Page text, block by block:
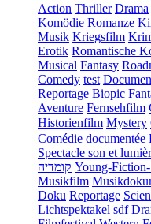
Action Thriller Drama
Komödie Romanze
Musik Kriegsfilm
Erotik Romantische
Musical Fantasy
Comedy test
Reportage Biopic
Aventure Fernsehfilm
Historienfilm Mystery
Comédie documentée
Spectacle son et
קומדיה Young-
Musikfilm
Doku Reportage
Lichtspektakel sdf